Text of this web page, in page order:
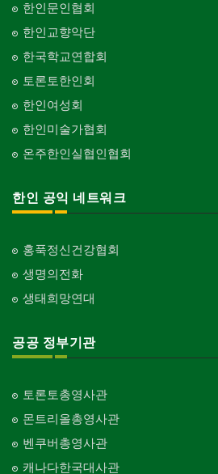
한인문인협회
한인교향악단
한국학교연합회
토론토한인회
한인여성회
한인미술가협회
온주한인실협인협회
한인 공익 네트워크
홍푹정신건강협회
생명의전화
생태희망연대
공공 정부기관
토론토총영사관
몬트리올총영사관
벤쿠버총영사관
캐나다한국대사관